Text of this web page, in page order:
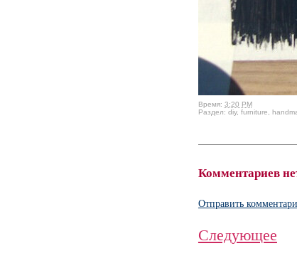
Время: 3:20 PM
Раздел: diy, furniture
Комментариев
Отправить
Следующее